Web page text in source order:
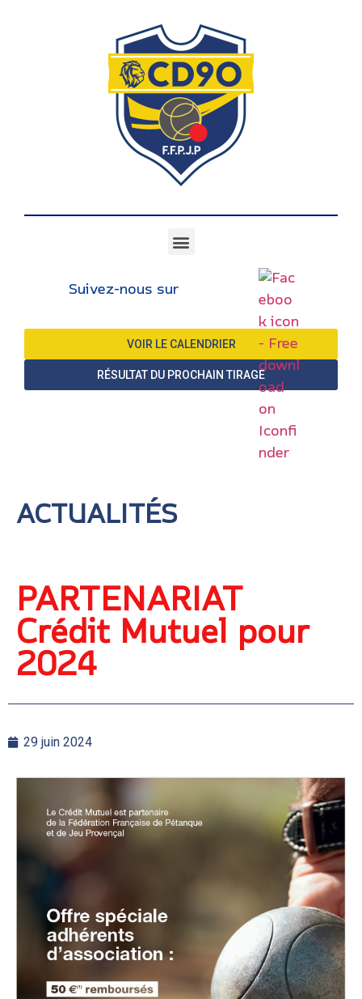
Suivez-nous sur
VOIR LE CALENDRIER
RÉSULTAT DU PROCHAIN TIRAGE
ACTUALITÉS
PARTENARIAT
Crédit Mutuel pour
2024
29 juin 2024